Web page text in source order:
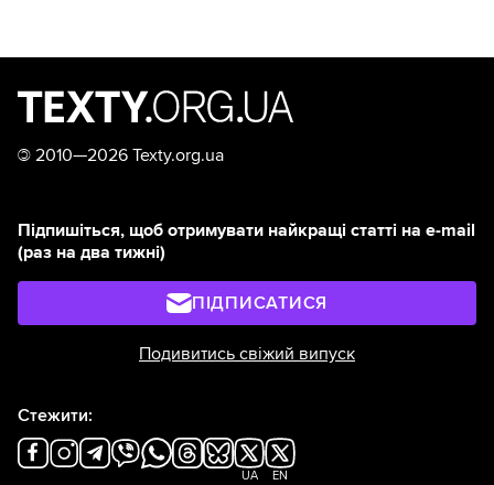
© 2010—2026 Texty.org.ua
Підпишіться, щоб отримувати найкращі статті на e-mail
(раз на два тижні)
ПІДПИСАТИСЯ
Подивитись свіжий випуск
Стежити:
UA EN